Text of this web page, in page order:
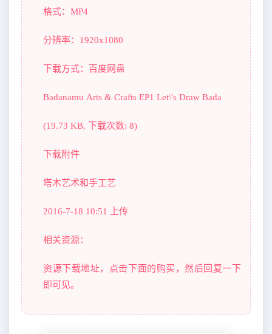
格式：MP4
分辨率：1920x1080
下载方式：百度网盘
Badanamu Arts & Crafts EP1 Let\'s Draw Bada
(19.73 KB, 下载次数: 8)
下载附件
塔木艺术和手工艺
2016-7-18 10:51 上传
相关资源：
资源下载地址，点击下面的购买，然后回复一下
即可见。